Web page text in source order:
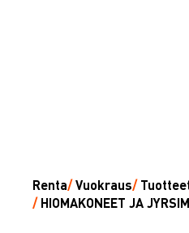
Renta/Vuokraus/
/ HIOMAKONEET JA